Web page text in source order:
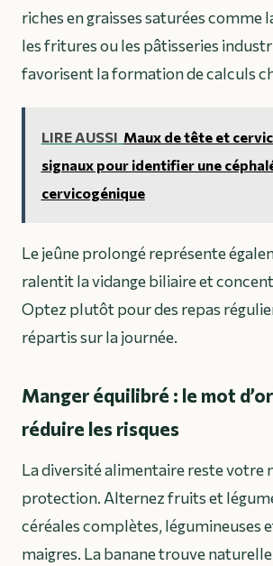
riches en graisses saturées comme
les fritures ou les pâtisseries
favorisent la formation de calculs
LIRE AUSSI Maux de tête et
signaux pour identifier une
cervicogénique
Le jeûne prolongé représente
ralentit la vidange biliaire et
Optez plutôt pour des repas
répartis sur la journée.
Manger équilibré : le mot
réduire les risques
La diversité alimentaire reste votre
protection. Alternez fruits et
céréales complètes, légumineuses
maigres. La banane trouve